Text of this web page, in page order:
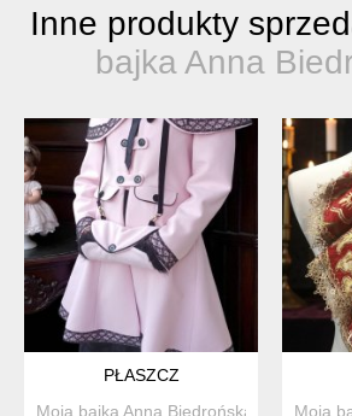
Inne produkty
bajka Anna
PŁASZCZ
Moja bajka Anna Biedrońska
Moja